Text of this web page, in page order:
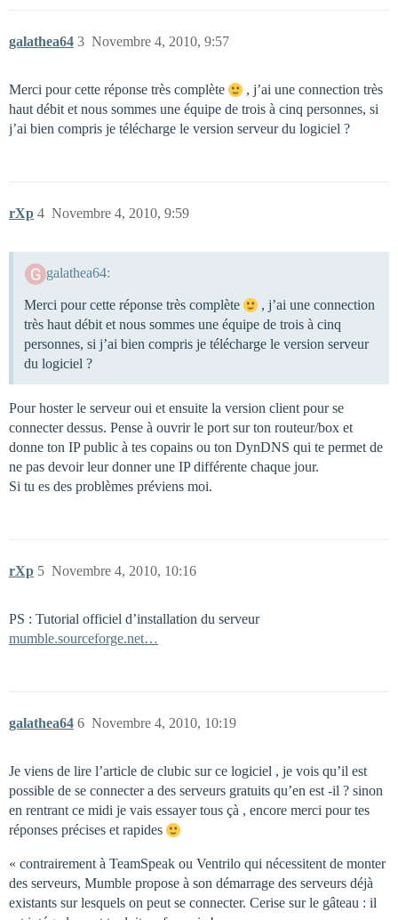
galathea64 Novembre 4, 2010, 9:57
3
Merci pour cette réponse très complète
, j’ai une connection très
haut débit et nous sommes une équipe de trois à cinq personnes, si
j’ai bien compris je télécharge le version serveur du logiciel ?
rXp Novembre 4, 2010, 9:59
4
galathea64:
Merci pour cette réponse très complète
, j’ai une connection
très haut débit et nous sommes une équipe de trois à cinq
personnes, si j’ai bien compris je télécharge le version serveur
du logiciel ?
Pour hoster le serveur oui et ensuite la version client pour se
connecter dessus. Pense à ouvrir le port sur ton routeur/box et
donne ton IP public à tes copains ou ton DynDNS qui te permet de
ne pas devoir leur donner une IP différente chaque jour.
Si tu es des problèmes préviens moi.
rXp Novembre 4, 2010, 10:16
5
PS : Tutorial officiel d’installation du serveur
mumble.sourceforge.net…
galathea64 Novembre 4, 2010, 10:19
6
Je viens de lire l’article de clubic sur ce logiciel , je vois qu’il est
possible de se connecter a des serveurs gratuits qu’en est -il ? sinon
en rentrant ce midi je vais essayer tous çà , encore merci pour tes
réponses précises et rapides
« contrairement à TeamSpeak ou Ventrilo qui nécessitent de monter
des serveurs, Mumble propose à son démarrage des serveurs déjà
existants sur lesquels on peut se connecter. Cerise sur le gâteau : il